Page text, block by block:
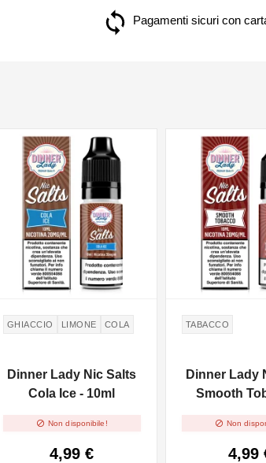
Pagamenti sicuri con
GHIACCIO LIMONE COLA
Dinner Lady Nic Salts
Cola Ice - 10ml
 Non disponibile!
4,99 €
NON DISPONIBILE
TABACCO
Dinner Lady
Smooth
 Non
4,99
NON DISPONIBILE